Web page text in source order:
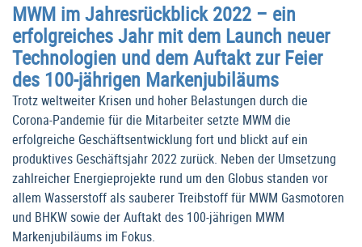
MWM im Jahresrückblick 2022 – ein
erfolgreiches Jahr mit dem Launch neuer
Technologien und dem Auftakt zur Feier
des 100-jährigen Markenjubiläums
Trotz weltweiter Krisen und hoher Belastungen durch die
Corona-Pandemie für die Mitarbeiter setzte MWM die
erfolgreiche Geschäftsentwicklung fort und blickt auf ein
produktives Geschäftsjahr 2022 zurück. Neben der Umsetzung
zahlreicher Energieprojekte rund um den Globus standen vor
allem Wasserstoff als sauberer Treibstoff für MWM Gasmotoren
und BHKW sowie der Auftakt des 100-jährigen MWM
Markenjubiläums im Fokus.